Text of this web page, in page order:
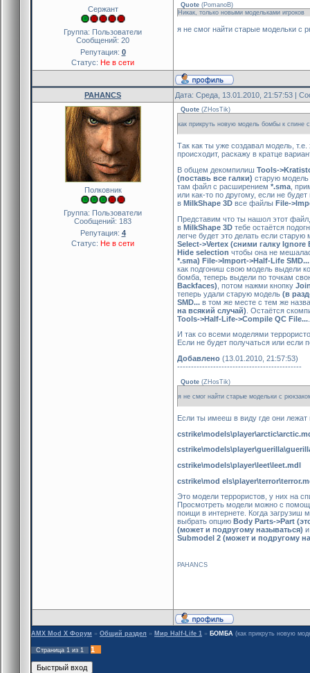
Сержант
Группа: Пользователи
Сообщений: 20
Репутация: 0
Статус: Не в сети
Quote (PomanoB)
Никак, только новыми модельками игроков
я не смог найти старые модельки с
PAHANCS Дата: Среда, 13.01.2010, 21:57:53 |
Полковник
Группа: Пользователи
Сообщений: 183
Репутация: 4
Статус: Не в сети
Quote (ZHosTik)
как прикруть новую модель бомбы к спине
Так как ты уже создавал модель,
происходит, раскажу в кратце
В общем декомпилиш Tools-
(поставь все галки) старую модель
там файл с расширением *.sma ,
или как-то по другому, если не
в MilkShape 3D все файлы File-
Представим что ты нашол этот
в MilkShape 3D тебе остаётся
легче будет это делать если
Select->Vertex (сними галку Ignore
Hide selection чтобы она не
*.sma) File->Import->Half-Life SMD...
как подгониш свою модель выдели
бомба, теперь выдели по точкам
Backfaces) , потом нажми кнопку
теперь удали старую модель (в
SMD... в том же месте с тем же
на всякий случай) . Остаётся
Tools->Half-Life->Compile QC File...
И так со всеми моделями
Если не будет получаться или если
Добавлено (13.01.2010, 21:57:53)
---------------------------------------------
Quote (ZHosTik)
я не смог найти старые модельки с
Если ты имееш в виду где они лежат
cstrike\models\player\leet\leet.mdl
cstrike\mod
Это модели террористов, у них на
Просмотреть модели можно с
поищи в интернете. Когда загрузиш
выбрать опцию Body Parts->Part
(может и подругому называться)
Submodel 2 (может и подругому
PAHANCS
AMX Mod X Форум » Общий раздел » Мир Half-Life 1 » БОМБА (как прикруть новую
Страница 1 из 1 1